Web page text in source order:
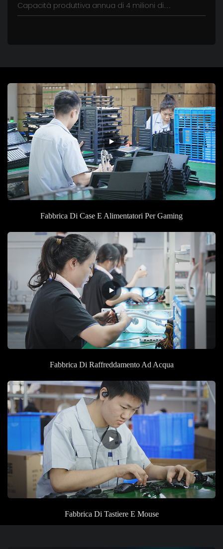
Capacità produttiva annua di 4 milioni di
alimentatori
Fabbrica Di Case E Alimentatori Per Gaming
FabbricaDi Raffreddamento Ad Acqua
Fabbrica Di Tastiere E Mouse